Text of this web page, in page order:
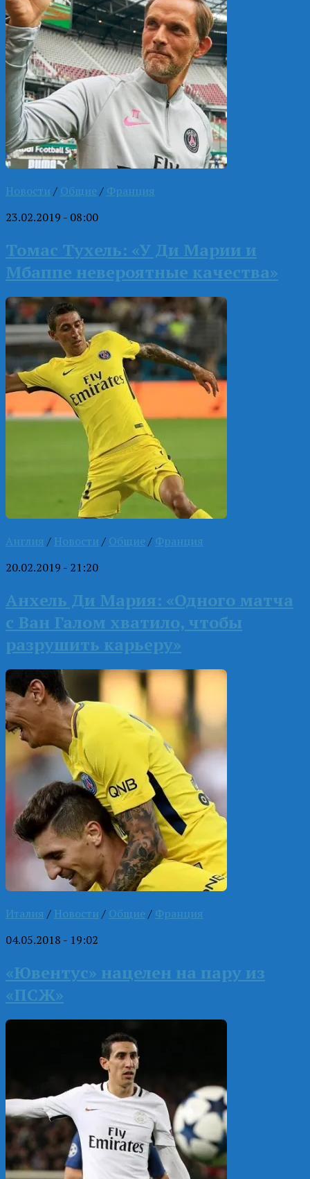
Новости / Общие / Франция
23.02.2019 - 08:00
Томас Тухель: «У Ди Марии и
Мбаппе невероятные качества»
Англия / Новости / Общие / Франция
20.02.2019 - 21:20
Анхель Ди Мария: «Одного матча
с Ван Галом хватило, чтобы
разрушить карьеру»
Италия / Новости / Общие / Франция
04.05.2018 - 19:02
«Ювентус» нацелен на пару из
«ПСЖ»